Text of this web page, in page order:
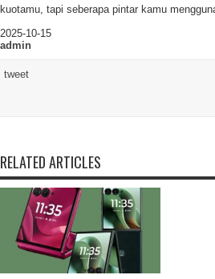
kuotamu, tapi seberapa pintar kamu
2025-10-15
admin
tweet
RELATED ARTICLES